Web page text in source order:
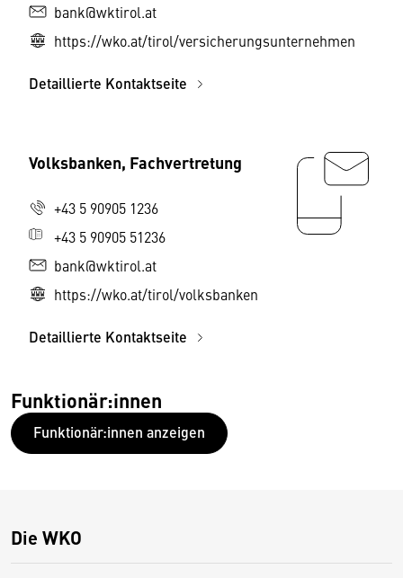
bank@wktirol.at
https://wko.at/tirol/versicherungsunternehmen
Detaillierte Kontaktseite
Volksbanken, Fachvertretung
+43 5 90905 1236
+43 5 90905 51236
bank@wktirol.at
https://wko.at/tirol/volksbanken
Detaillierte Kontaktseite
Funktionär:innen
Funktionär:innen anzeigen
Die WKO